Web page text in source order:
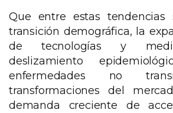
Que entre estas tendencias
transición demográfica, la
de tecnologías y
deslizamiento
enfermedades no
transformaciones del
demanda creciente de